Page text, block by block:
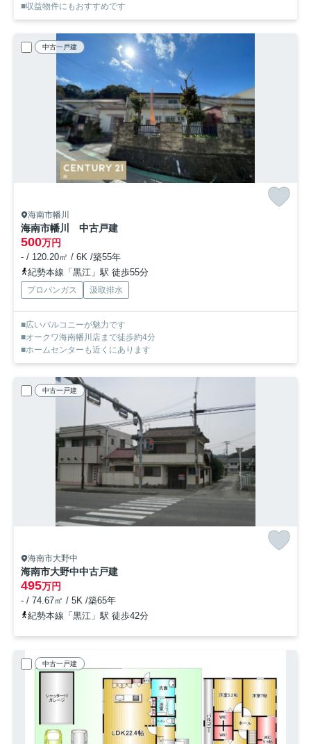
■収益物件にもおすすめです
中古一戸建
海南市幡川
海南市幡川 中古戸建
500万円
- / 120.20㎡ / 6K /築55年
紀勢本線「黒江」駅 徒歩55分
プロパンガス 汲取排水
■広いバルコニーが魅力です
■オークワ海南幡川店まで徒歩約4分
■ホームセンターも近くにあります
中古一戸建
海南市大野中
海南市大野中中古戸建
495万円
- / 74.67㎡ / 5K /築65年
紀勢本線「黒江」駅 徒歩42分
中古一戸建